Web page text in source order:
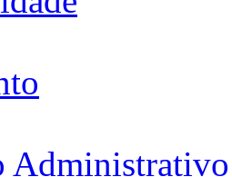
Administrativo